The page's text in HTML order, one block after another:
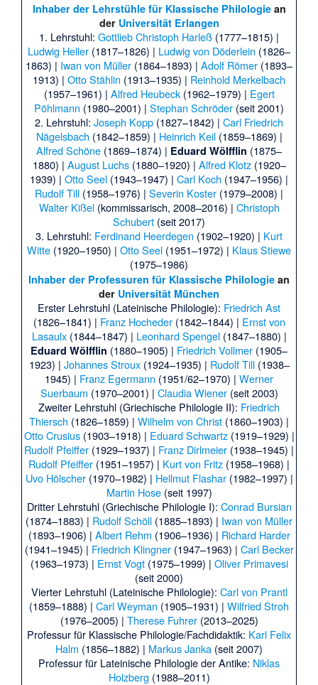
Inhaber der Lehrstühle für Klassische Philologiean
der Universität Erlangen
1. Lehrstuhl: Gottlieb Christoph Harleß (1777–1815) |
Ludwig Heller (1817–1826) | Ludwig von Döderlein (1826–
1863) | Iwan von Müller (1864–1893) | Adolf Römer (1893–
1913) | Otto Stählin (1913–1935) | Reinhold Merkelbach
(1957–1961) | Alfred Heubeck(1962–1979) | Egert
Pöhlmann (1980–2001) | Stephan Schröder (seit 2001)
2. Lehrstuhl: Joseph Kopp (1827–1842) | Carl Friedrich
Nägelsbach (1842–1859) | Heinrich Keil(1859–1869) |
Alfred Schöne (1869–1874) | Eduard Wölfflin (1875–
1880) | August Luchs(1880–1920) | Alfred Klotz(1920–
1939) | Otto Seel (1943–1947) | Carl Koch (1947–1956) |
Rudolf Till (1958–1976) | Severin Koster (1979–2008) |
Walter Kißel(kommissarisch, 2008–2016) | Christoph
Schubert (seit 2017)
3. Lehrstuhl: Ferdinand Heerdegen (1902–1920) | Kurt
Witte (1920–1950) | Otto Seel (1951–1972) | Klaus Stiewe
(1975–1986)
Inhaber der Professuren für Klassische Philologie an
der Universität München
Erster Lehrstuhl (Lateinische Philologie): Friedrich Ast
(1826–1841) | Franz Hocheder(1842–1844) | Ernst von
Lasaulx(1844–1847) | Leonhard Spengel(1847–1880) |
Eduard Wölfflin (1880–1905) | Friedrich Vollmer (1905–
1923) | Johannes Stroux(1924–1935) | Rudolf Till(1938–
1945) | Franz Egermann (1951/62–1970) | Werner
Suerbaum (1970–2001) | Claudia Wiener(seit 2003)
Zweiter Lehrstuhl (Griechische Philologie II): Friedrich
Thiersch (1826–1859) | Wilhelm von Christ (1860–1903) |
Otto Crusius(1903–1918) | Eduard Schwartz(1919–1929) |
Rudolf Pfeiffer (1929–1937) | Franz Dirlmeier (1938–1945) |
Rudolf Pfeiffer (1951–1957) | Kurt von Fritz (1958–1968) |
Uvo Hölscher(1970–1982) | Hellmut Flashar(1982–1997) |
Martin Hose(seit 1997)
Dritter Lehrstuhl (Griechische Philologie I): Conrad Bursian
(1874–1883) | Rudolf Schöll (1885–1893) | Iwan von Müller
(1893–1906) | Albert Rehm (1906–1936) | Richard Harder
(1941–1945) | Friedrich Klingner(1947–1963) | Carl Becker
(1963–1973) | Ernst Vogt(1975–1999) | Oliver Primavesi
(seit 2000)
Vierter Lehrstuhl (Lateinische Philologie): Carl von Prantl
(1859–1888) | Carl Weyman (1905–1931) | Wilfried Stroh
(1976–2005) | Therese Fuhrer(2013–2025)
Professur für Klassische Philologie/Fachdidaktik: Karl Felix
Halm (1856–1882) | Markus Janka (seit 2007)
Professur für Lateinische Philologie der Antike: Niklas
Holzberg (1988–2011)